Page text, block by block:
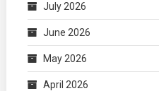
July 2026
June 2026
May 2026
April 2026